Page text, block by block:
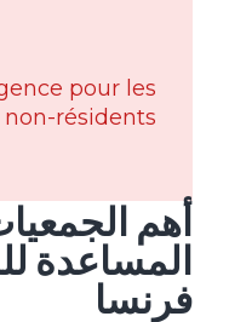
pour les
non-résidents
أهم
المساعدة
فرنسا